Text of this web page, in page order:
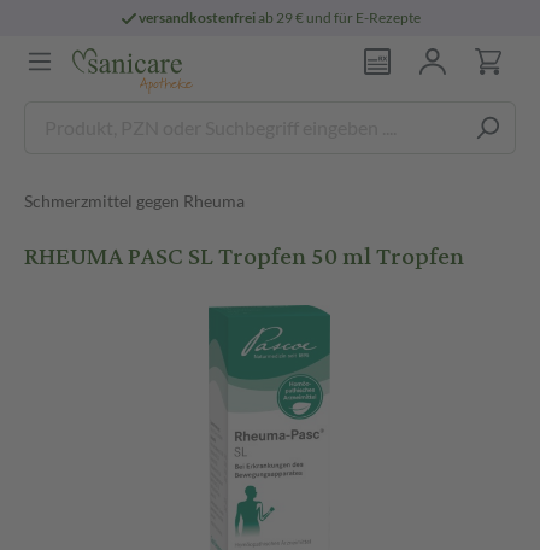
versandkostenfreiab 29 € und für E-Rezepte
Schmerzmittel gegen Rheuma
RHEUMA PASC SL Tropfen 50 ml Tropfen